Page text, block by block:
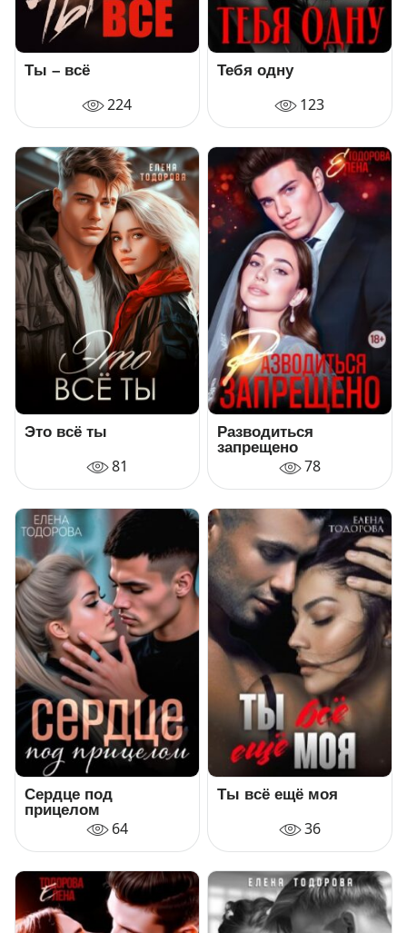
Ты – всё
224
Тебя одну
123
Это всё ты
81
Разводиться
запрещено
78
Сердце под
прицелом
64
Ты всё ещё моя
36